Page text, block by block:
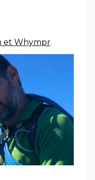
et Whympr